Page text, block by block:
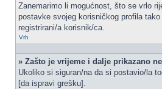
Zanemarimo li mogućnost, što se vrlo
postavke svojeg korisničkog profila
registrirani/a korisnik/ca.
Vrh
» Zašto je vrijeme i dalje prikazano
Ukoliko si siguran/na da si postavio/la
[da ispravi grešku].